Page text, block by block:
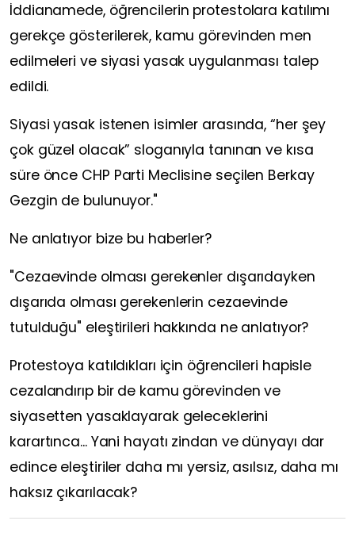
İddianamede, öğrencilerin protestolara katılımı
gerekçe gösterilerek, kamu görevinden men
edilmeleri ve siyasi yasak uygulanması talep
edildi.
Siyasi yasak istenen isimler arasında, “her şey
çok güzel olacak” sloganıyla tanınan ve kısa
süre önce CHP Parti Meclisine seçilen Berkay
Gezgin de bulunuyor."
Ne anlatıyor bize bu haberler?
"Cezaevinde olması gerekenler dışarıdayken
dışarıda olması gerekenlerin cezaevinde
tutulduğu" eleştirileri hakkında ne anlatıyor?
Protestoya katıldıkları için öğrencileri hapisle
cezalandırıp bir de kamu görevinden ve
siyasetten yasaklayarak geleceklerini
karartınca... Yani hayatı zindan ve dünyayı dar
edince eleştiriler daha mı yersiz, asılsız, daha mı
haksız çıkarılacak?